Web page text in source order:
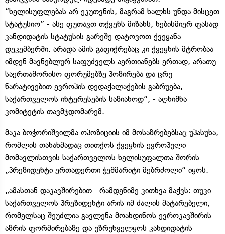
“ხელისუფლებას არ ეკუთვნის, მაგრამ ხალხს უნდა მისცეთ
სტატუსიო” - ასე ფუთავთ თქვენს მიზანს, ნებისმიერ ფასად
კანდიდატის სტატუსის გარეშე დატოვოთ ქვეყანა
დეკემბერში. არადა ამის გაფიქრებაც კი ქვეყნის მტრობაა
იმდენ მავნებლურ საფუძველს აერთიანებს ერთად, არათუ
საერთაშორისო ფორუმებზე პოზირება და ცრუ
ნარატივებით ევროპის დედაქალაქების გაბრუება,
საქართველოს ინტერესების საზიანოდ“, - აღნიშნა
კომიტეტის თავმჯდომარემ.
მაკა ბოჭორიშვილმა ოპოზიციის იმ მოსაზრებებსაც უპასუხა,
რომლის თანახმადაც თითქოს ქვეყნის ევროპული
მომავლისთვის საქართველოს ხელისუფალთა შორის
„პრეზიდენტი ერთადერთი ჭეშმარიტი მებრძოლი“ იყოს.
„ამასთან დაკავშირებით რამდენიმე კითხვა მაქვს: თუკი
საქართველოს პრეზიდენტი არის იმ ძალის მატარებელი,
რომელსაც შეუძლია გავლენა მოახდინოს ევროკავშირის
აზრის ფორმირებაზე და უზრუნველყოს კანდიდატის